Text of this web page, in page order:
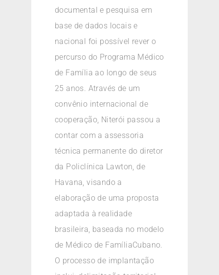
documental e pesquisa em
base de dados locais e
nacional foi possível rever o
percurso do Programa Médico
de Família ao longo de seus
25 anos. Através de um
convênio internacional de
cooperação, Niterói passou a
contar com a assessoria
técnica permanente do diretor
da Policlínica Lawton, de
Havana, visando a
elaboração de uma proposta
adaptada à realidade
brasileira, baseada no modelo
de Médico de FamíliaCubano.
O processo de implantação